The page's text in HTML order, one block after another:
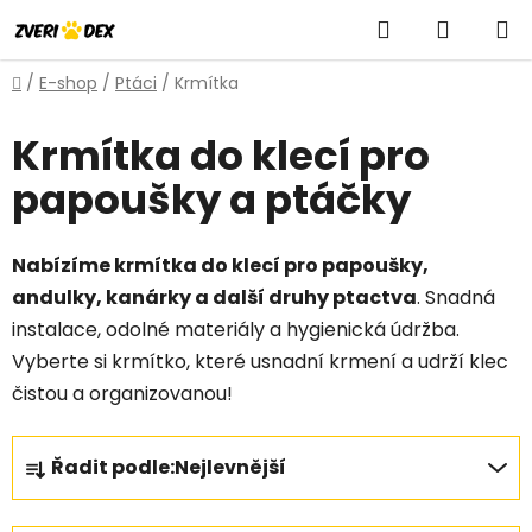
na
obsah
Hledat
KOŠÍK
Domů
/ E-shop / Ptáci / Krmítka
Krmítka do klecí pro
papoušky a ptáčky
Nabízíme krmítka do klecí pro papoušky,
andulky, kanárky a další druhy ptactva. Snadná
instalace, odolné materiály a hygienická údržba.
Vyberte si krmítko, které usnadní krmení a udrží klec
čistou a organizovanou!
Ř
a
z
Řadit podle:Nejlevnější